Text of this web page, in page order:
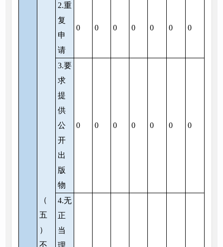
（
五
）
不
2.重
复
申
请
0 0 0 0 0 0 0
3.要
求
提
供
公
开
出
版
物
0 0 0 0 0 0 0
4.无
正
当